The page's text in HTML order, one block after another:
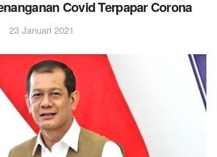
Covid Terpapar Corona
23 Januari 2021